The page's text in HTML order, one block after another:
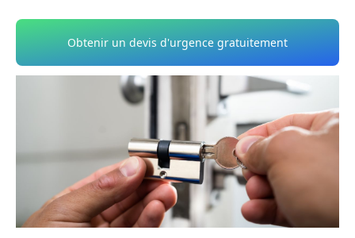
Obtenir un devis d'urgence gratuitement